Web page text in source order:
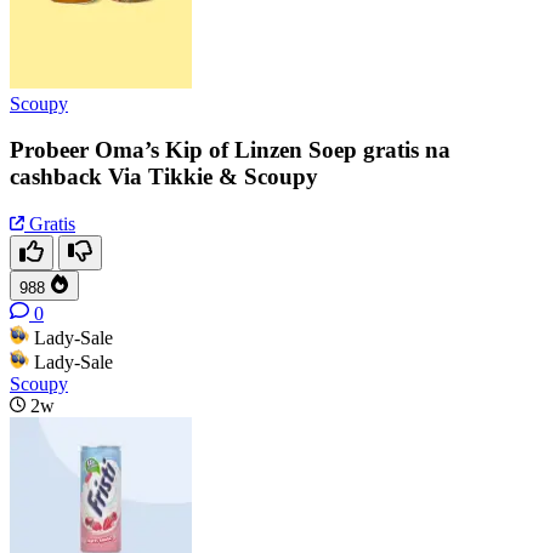
Scoupy
Probeer Oma’s Kip of Linzen Soep gratis na
cashback Via Tikkie & Scoupy
Gratis
988
0
Lady-Sale
Lady-Sale
Scoupy
2w